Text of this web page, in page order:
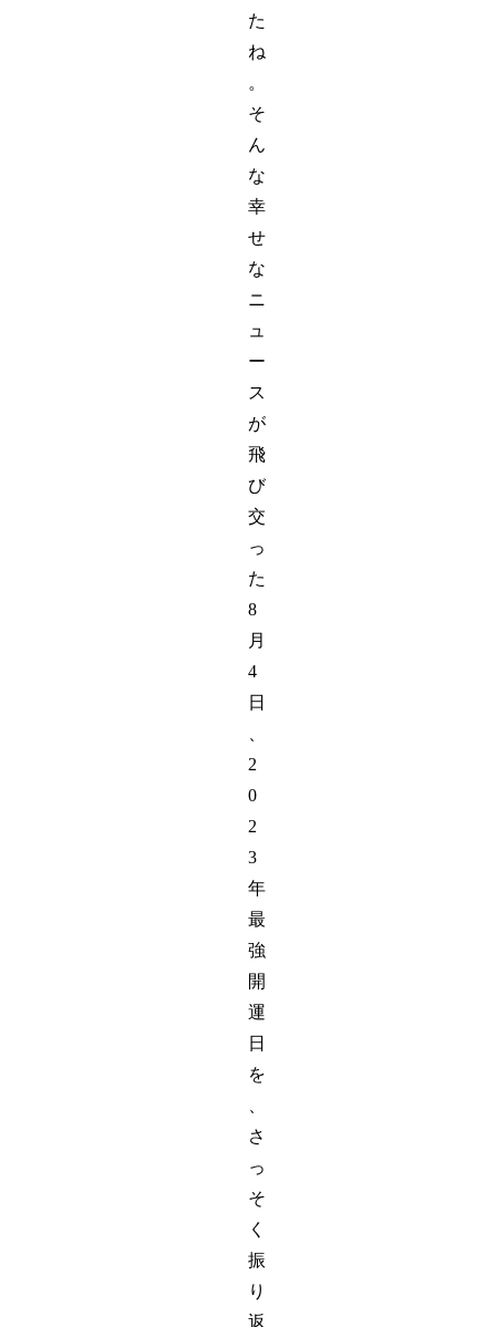
た
ね
。
そ
ん
な
幸
せ
な
ニ
ュ
ー
ス
が
飛
び
交
っ
た
8
月
4
日
2
0
2
3
年
最
強
開
運
日
を
さ
っ
そ
く
振
り
返